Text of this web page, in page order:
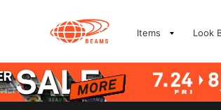
Items Look